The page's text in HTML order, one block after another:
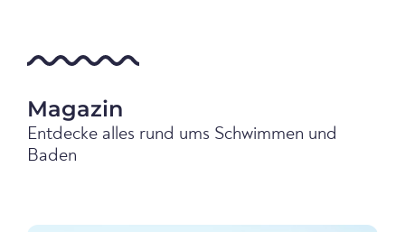
Magazin
Entdecke alles rund ums Schwimmen und
Baden